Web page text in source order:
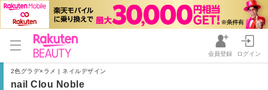
会員登録 ログイン
2色グラデ×ラメ | ネイルデザイン
nail Clou Noble